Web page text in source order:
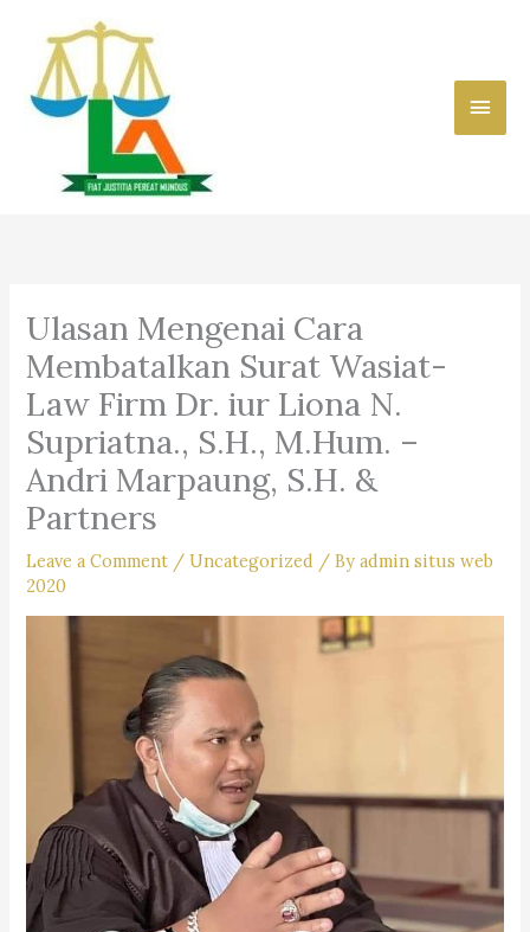
content
Main
Ulasan Mengenai Cara
Membatalkan Surat Wasiat-
Law Firm Dr. iur Liona N.
Supriatna., S.H., M.Hum. –
Andri Marpaung, S.H. &
Partners
Leave a Comment /Uncategorized / Byadmin situs web
2020